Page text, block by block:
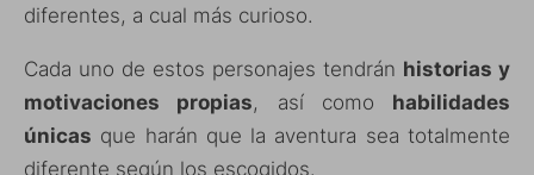
diferentes, a cual más curioso.
Cada uno de estos personajes tendrán historias y
motivaciones propias, así como habilidades
únicas que harán que la aventura sea totalmente
diferente según los escogidos.